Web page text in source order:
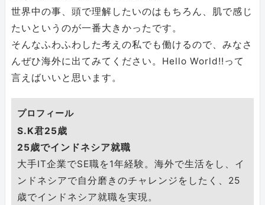
世界中の事、頭で理解したいのはもちろん、肌で感じ
たいというのが一番大きかったです。
そんなふわふわした考えの私でも働けるので、みなさ
んぜひ海外に出てみてください。Hello World!!って
言えばいいと思います。
プロフィール
S.K君25歳
25歳でインドネシア就職
大手IT企業でSE職を1年経験。海外で生活をし、イ
ンドネシアで自分磨きのチャレンジをしたく、25
歳でインドネシア就職を実現。